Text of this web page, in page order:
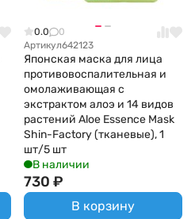
0.0
0
Артикул642123
Японская маска для лица
противовоспалительная и
омолаживающая с
экстрактом алоэ и 14 видов
растений Aloe Essence Mask
Shin-Factory (тканевые), 1
шт/5 шт
В наличии
730 ₽
В корзину